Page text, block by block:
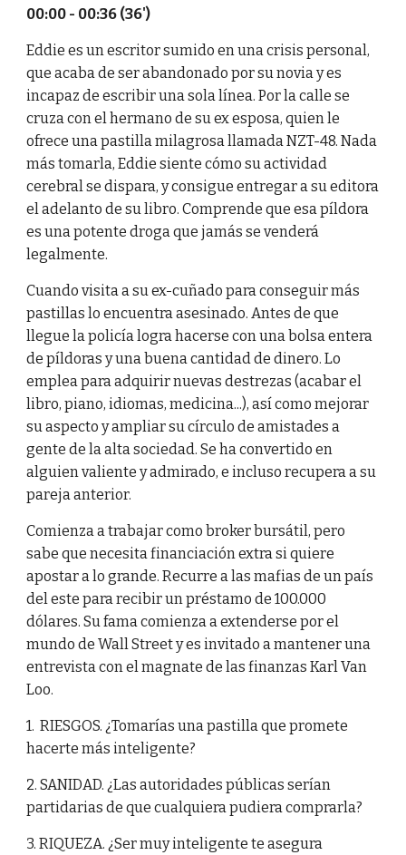
00:00 - 00:36 (36')
Eddie es un escritor sumido en una crisis personal,
que acaba de ser abandonado por su novia y es
incapaz de escribir una sola línea. Por la calle se
cruza con el hermano de su ex esposa, quien le
ofrece una pastilla milagrosa llamada NZT-48. Nada
más tomarla, Eddie siente cómo su actividad
cerebral se dispara, y consigue entregar a su editora
el adelanto de su libro. Comprende que esa píldora
es una potente droga que jamás se venderá
legalmente.
Cuando visita a su ex-cuñado para conseguir más
pastillas lo encuentra asesinado. Antes de que
llegue la policía logra hacerse con una bolsa entera
de píldoras y una buena cantidad de dinero. Lo
emplea para adquirir nuevas destrezas (acabar el
libro, piano, idiomas, medicina...), así como mejorar
su aspecto y ampliar su círculo de amistades a
gente de la alta sociedad. Se ha convertido en
alguien valiente y admirado, e incluso recupera a su
pareja anterior.
Comienza a trabajar como broker bursátil, pero
sabe que necesita financiación extra si quiere
apostar a lo grande. Recurre a las mafias de un país
del este para recibir un préstamo de 100.000
dólares. Su fama comienza a extenderse por el
mundo de Wall Street y es invitado a mantener una
entrevista con el magnate de las finanzas Karl Van
Loo.
1. RIESGOS. ¿Tomarías una pastilla que promete
hacerte más inteligente?
2. SANIDAD. ¿Las autoridades públicas serían
partidarias de que cualquiera pudiera comprarla?
3. RIQUEZA. ¿Ser muy inteligente te asegura